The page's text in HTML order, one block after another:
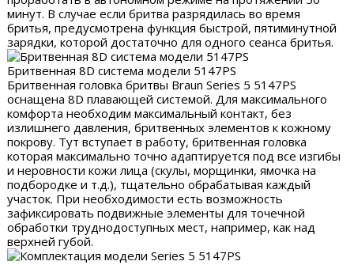
минут. В случае если бритва разрядилась во время
бритья, предусмотрена функция быстрой, пятиминутной
зарядки, которой достаточно для одного сеанса бритья.
Бритвенная 8D система модели 5147PS
Бритвенная головка бритвы Braun Series 5 5147PS
оснащена 8D плавающей системой. Для максимального
комфорта необходим максимальный контакт, без
излишнего давления, бритвенных элементов к кожному
покрову. Тут вступает в работу, бритвенная головка
которая максимально точно адаптируется под все изгибы
и неровности кожи лица (скулы, морщинки, ямочка на
подбородке и т.д.), тщательно обрабатывая каждый
участок. При необходимости есть возможность
зафиксировать подвижные элементы для точечной
обработки труднодоступных мест, например, как над
верхней губой.